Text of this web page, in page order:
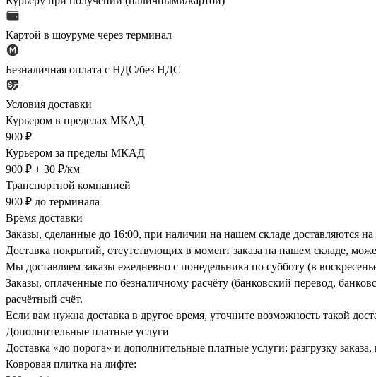
Картой в шоуруме через терминал
Безналичная оплата с НДС/без НДС
Условия доставки
Курьером в пределах МКАД
900 ₽
Курьером за пределы МКАД
900 ₽ + 30 ₽/км
Транспортной компанией
900 ₽ до терминала
Время доставки
Заказы, сделанные до 16:00, при наличии на нашем складе доставляются
Доставка покрытий, отсутствующих в момент заказа на нашем складе,
Мы доставляем заказы ежедневно с понедельника по субботу (в
Заказы, оплаченные по безналичному расчёту (банковский перевод,
расчётный счёт.
Если вам нужна доставка в другое время, уточните возможность такой
Дополнительные платные услуги
Доставка «до порога» и дополнительные платные услуги: разгрузку
Ковровая плитка на лифте: